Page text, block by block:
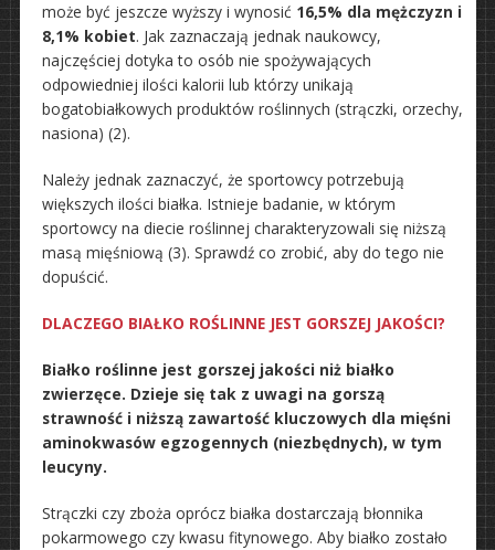
może być jeszcze wyższy i wynosić 16,5% dla mężczyzn i
8,1% kobiet. Jak zaznaczają jednak naukowcy,
najczęściej dotyka to osób nie spożywających
odpowiedniej ilości kalorii lub którzy unikają
bogatobiałkowych produktów roślinnych (strączki, orzechy,
nasiona) (2).
Należy jednak zaznaczyć, że sportowcy potrzebują
większych ilości białka. Istnieje badanie, w którym
sportowcy na diecie roślinnej charakteryzowali się niższą
masą mięśniową (3). Sprawdź co zrobić, aby do tego nie
dopuścić.
DLACZEGO BIAŁKO ROŚLINNE JEST GORSZEJ JAKOŚCI?
Białko roślinne jest gorszej jakości niż białko
zwierzęce. Dzieje się tak z uwagi na gorszą
strawność i niższą zawartość kluczowych dla mięśni
aminokwasów egzogennych (niezbędnych), w tym
leucyny.
Strączki czy zboża oprócz białka dostarczają błonnika
pokarmowego czy kwasu fitynowego. Aby białko zostało